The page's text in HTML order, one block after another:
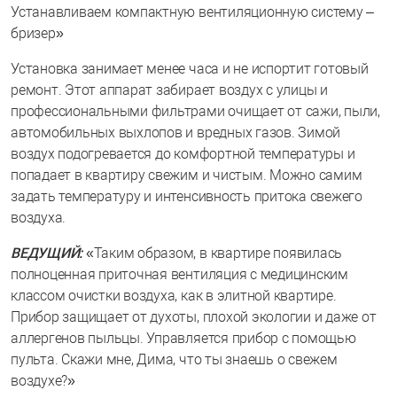
Устанавливаем компактную вентиляционную систему –
бризер»
Установка занимает менее часа и не испортит готовый
ремонт. Этот аппарат забирает воздух с улицы и
профессиональными фильтрами очищает от сажи, пыли,
автомобильных выхлопов и вредных газов. Зимой
воздух подогревается до комфортной температуры и
попадает в квартиру свежим и чистым. Можно самим
задать температуру и интенсивность притока свежего
воздуха.
ВЕДУЩИЙ: «Таким образом, в квартире появилась
полноценная приточная вентиляция с медицинским
классом очистки воздуха, как в элитной квартире.
Прибор защищает от духоты, плохой экологии и даже от
аллергенов пыльцы. Управляется прибор с помощью
пульта. Скажи мне, Дима, что ты знаешь о свежем
воздухе?»